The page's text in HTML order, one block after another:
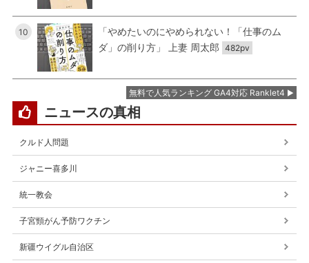
10
「やめたいのにやめられない！「仕事のム
ダ」の削り方」 上妻 周太郎 482pv
無料で人気ランキング GA4対応 Ranklet4
ニュースの真相
クルド人問題
ジャニー喜多川
統一教会
子宮頸がん予防ワクチン
新疆ウイグル自治区